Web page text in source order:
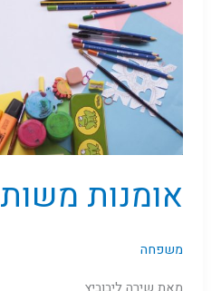
אומנות
משפחה